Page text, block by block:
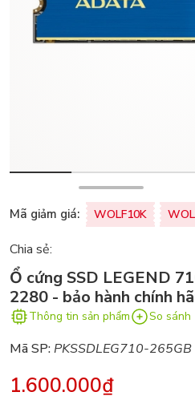
Mã giảm giá: WOLF10K
Chia sẻ:
Ổ cứng SSD LEGEND
2280 - bảo hành chính
Thông tin sản phẩm So sánh
Mã SP:PKSSDLEG710-265GB
1.600.000₫